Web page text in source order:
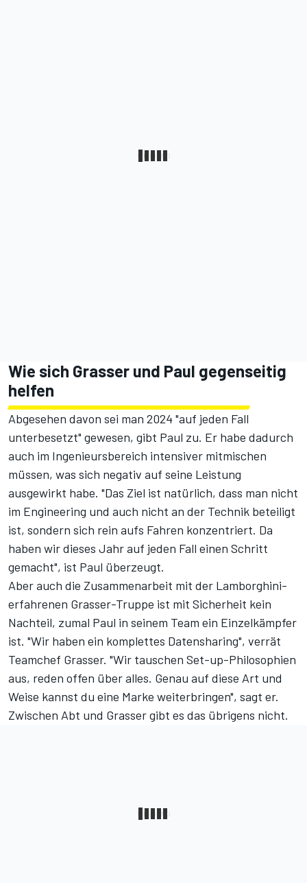
Wie sich Grasser und Paul gegenseitig
helfen
Abgesehen davon sei man 2024 "auf jeden Fall
unterbesetzt" gewesen, gibt Paul zu. Er habe dadurch
auch im Ingenieursbereich intensiver mitmischen
müssen, was sich negativ auf seine Leistung
ausgewirkt habe. "Das Ziel ist natürlich, dass man nicht
im Engineering und auch nicht an der Technik beteiligt
ist, sondern sich rein aufs Fahren konzentriert. Da
haben wir dieses Jahr auf jeden Fall einen Schritt
gemacht", ist Paul überzeugt.
Aber auch die Zusammenarbeit mit der Lamborghini-
erfahrenen Grasser-Truppe ist mit Sicherheit kein
Nachteil, zumal Paul in seinem Team ein Einzelkämpfer
ist. "Wir haben ein komplettes Datensharing", verrät
Teamchef Grasser. "Wir tauschen Set-up-Philosophien
aus, reden offen über alles. Genau auf diese Art und
Weise kannst du eine Marke weiterbringen", sagt er.
Zwischen Abt und Grasser gibt es das übrigens nicht.